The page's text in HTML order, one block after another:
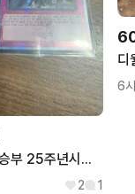
유희왕 길항승부 25주년시크릿레어
2 1
디
6